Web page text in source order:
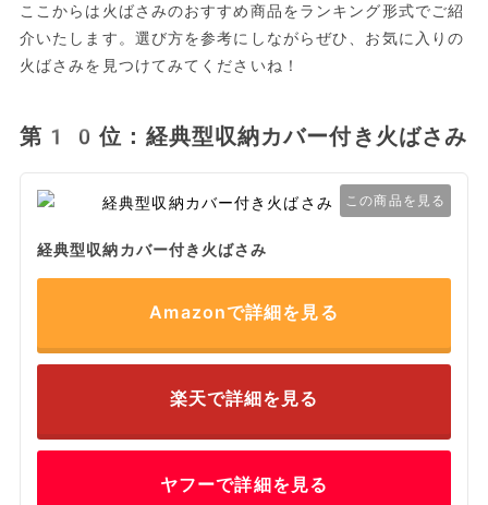
ここからは火ばさみのおすすめ商品をランキング形式でご紹
介いたします。選び方を参考にしながらぜひ、お気に入りの
火ばさみを見つけてみてくださいね！
第10位：経典型収納カバー付き火ばさみ
この商品を見る
経典型収納カバー付き火ばさみ
Amazonで詳細を見る
楽天で詳細を見る
ヤフーで詳細を見る